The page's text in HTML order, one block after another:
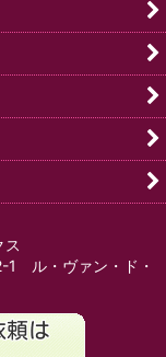
ス
1 ル・ヴァン・ド・